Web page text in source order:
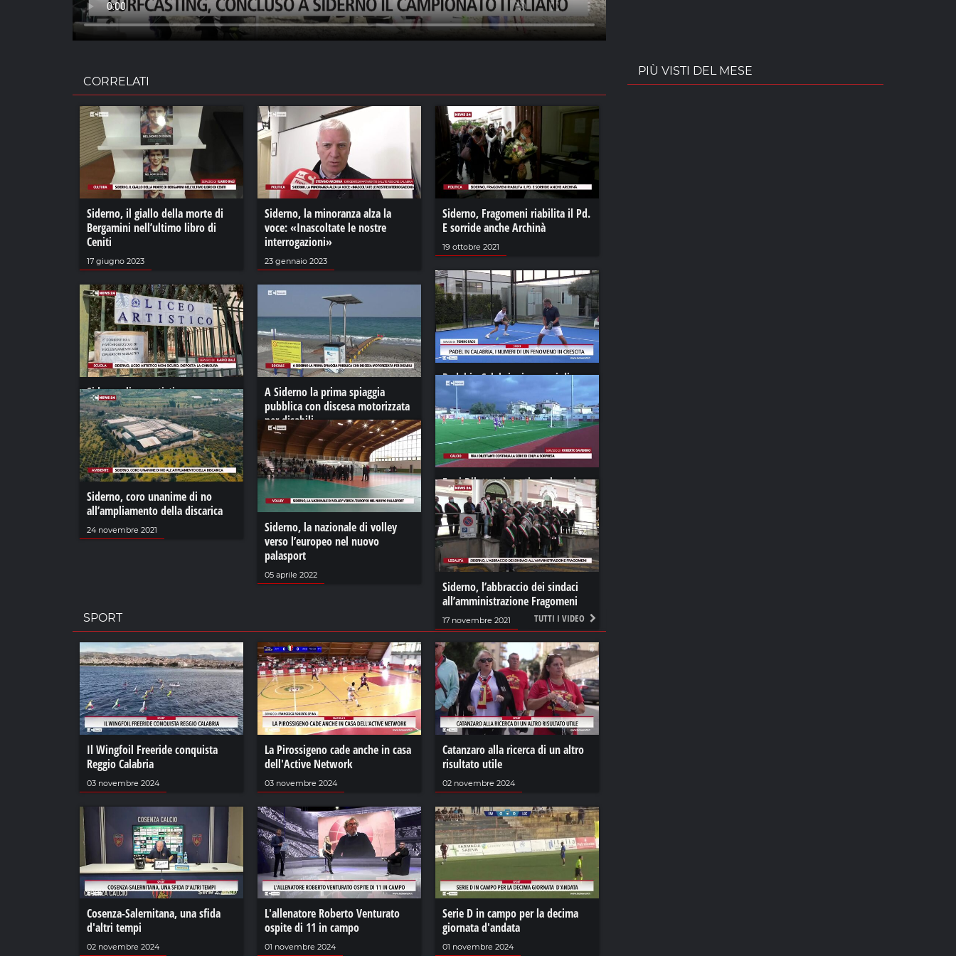
CORRELATI
Siderno, il giallo della morte di
Bergamini nell’ultimo libro di
Ceniti
17 giugno 2023
Siderno, la minoranza alza la
voce: «Inascoltate le nostre
interrogazioni»
23 gennaio 2023
Siderno, Fragomeni riabilita il Pd.
E sorride anche Archinà
19 ottobre 2021
Padel in Calabria, i numeri di un
fenomeno in crescita
01 luglio 2024
Siderno, liceo artistico non
sicuro. Disposta la chiusura
02 giugno 2021
A Siderno la prima spiaggia
pubblica con discesa motorizzata
per disabili
14 luglio 2023
Fra i Dilettanti continua la serie
di colpi a sorpresa
01 agosto 2023
Siderno, coro unanime di no
all’ampliamento della discarica
24 novembre 2021
Siderno, la nazionale di volley
verso l’europeo nel nuovo
palasport
05 aprile 2022
Siderno, l’abbraccio dei sindaci
all’amministrazione Fragomeni
17 novembre 2021 TUTTI I VIDEO
SPORT
Il Wingfoil Freeride conquista
Reggio Calabria
03 novembre 2024
La Pirossigeno cade anche in casa
dell'Active Network
03 novembre 2024
Catanzaro alla ricerca di un altro
risultato utile
02 novembre 2024
Cosenza-Salernitana, una sfida
d'altri tempi
02 novembre 2024
L'allenatore Roberto Venturato
ospite di 11 in campo
01 novembre 2024
Serie D in campo per la decima
giornata d'andata
01 novembre 2024
PIÙ VISTI DEL MESE